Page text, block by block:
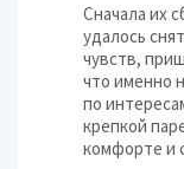
Сначала их
удалось
чувств,
что именно
по
крепкой
комфорте и